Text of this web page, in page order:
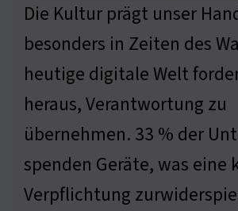
Die Kultur prägt unser
besonders in Zeiten des
heutige digitale Welt
heraus, Verantwortung zu
übernehmen. 33 % der
spenden Geräte, was eine
Verpflichtung